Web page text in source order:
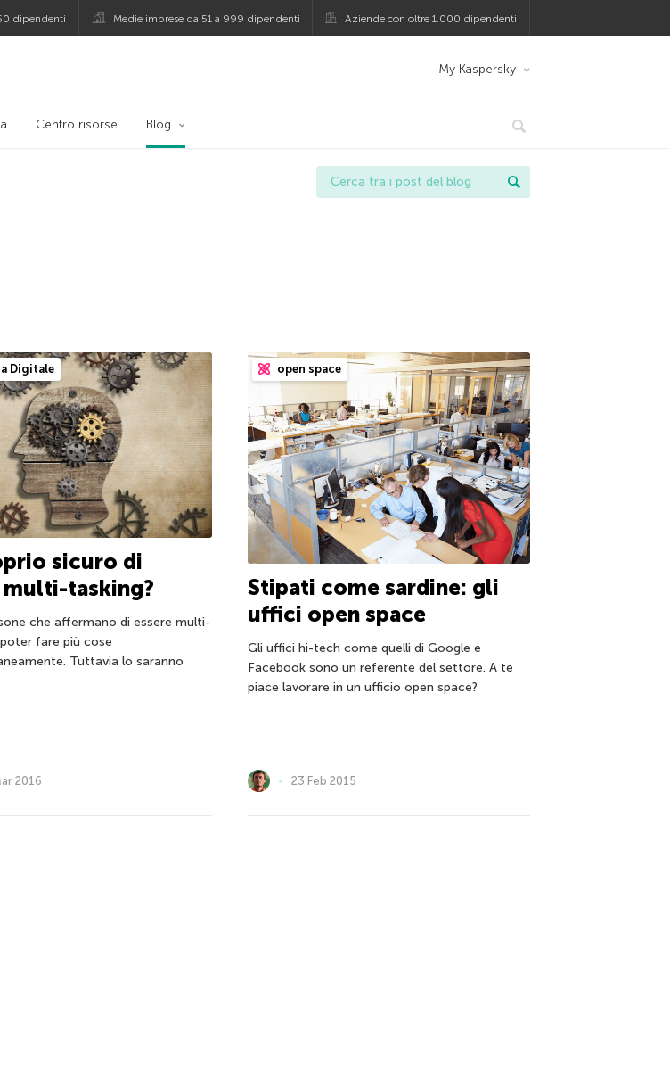
dipendenti Medie imprese da 51 a 999 dipendenti Aziende con oltre 1.000 dipendenti
My Kaspersky
Centro risorse Blog
Digitale
sicuro di
multi-tasking?
che affermano di essere multi-
fare più cose
Tuttavia lo saranno
2016
open space
Stipati come sardine: gli
uffici open space
Gli uffici hi-tech come quelli di Google e
Facebook sono un referente del settore. A te
piace lavorare in un ufficio open space?
23 Feb 2015